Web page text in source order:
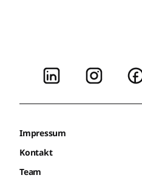
Impressum
Kontakt
Team